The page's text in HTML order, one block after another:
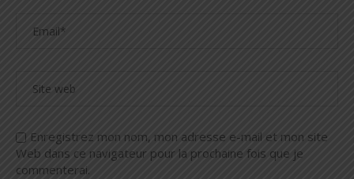
Enregistrez mon nom, mon adresse e-mail et mon site
Web dans ce navigateur pour la prochaine fois que je
commenterai.